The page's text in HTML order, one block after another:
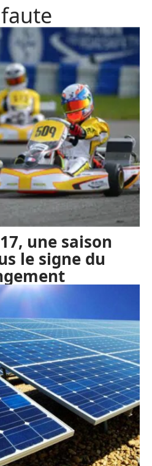
une saison
le signe du